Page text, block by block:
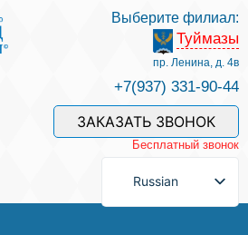
Выберите филиал:
Туймазы
пр. Ленина, д. 4в
+7(937) 331-90-44
ЗАКАЗАТЬ ЗВОНОК
Бесплатный звонок
Russian